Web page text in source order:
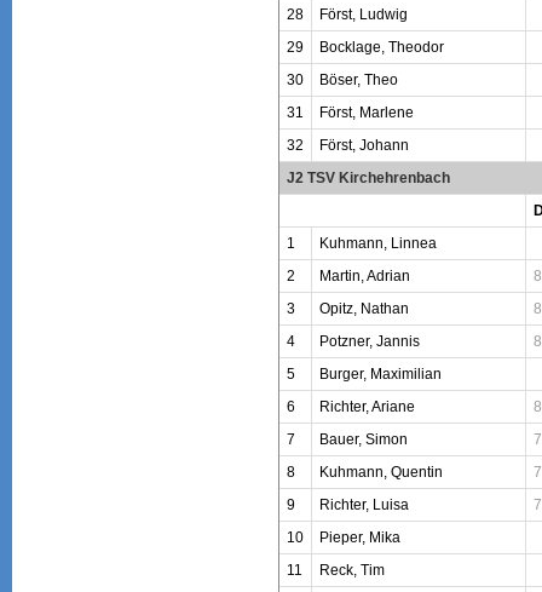
28
Först, Ludwig
29
Bocklage, Theodor
30
Böser, Theo
31
Först, Marlene
32
Först, Johann
J2 TSV Kirchehrenbach
1
Kuhmann, Linnea
2
Martin, Adrian
3
Opitz, Nathan
4
Potzner, Jannis
5
Burger, Maximilian
6
Richter, Ariane
7
Bauer, Simon
8
Kuhmann, Quentin
9
Richter, Luisa
10
Pieper, Mika
11
Reck, Tim